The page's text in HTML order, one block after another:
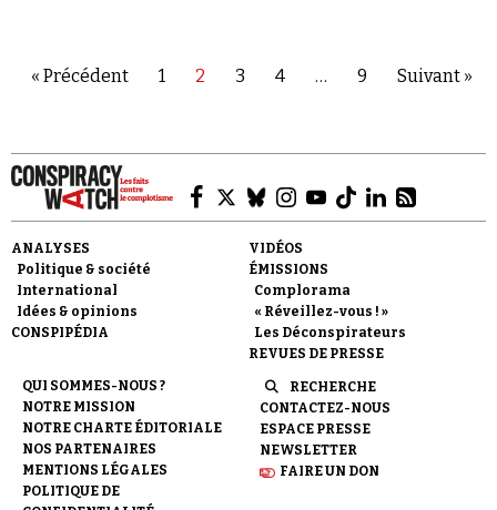
« Précédent 1 2 3 4 … 9 Suivant »
ANALYSES
Politique & société
International
Idées & opinions
CONSPIPÉDIA
VIDÉOS
ÉMISSIONS
Complorama
« Réveillez-vous ! »
Les Déconspirateurs
REVUES DE PRESSE
QUI SOMMES-NOUS ?
NOTRE MISSION
NOTRE CHARTE ÉDITORIALE
NOS PARTENAIRES
MENTIONS LÉGALES
POLITIQUE DE
RECHERCHE
CONTACTEZ-NOUS
ESPACE PRESSE
NEWSLETTER
FAIRE UN DON